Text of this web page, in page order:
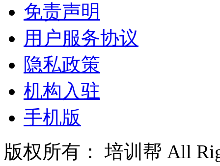
免责声明
用户服务协议
隐私政策
机构入驻
手机版
版权所有： 培训帮 All